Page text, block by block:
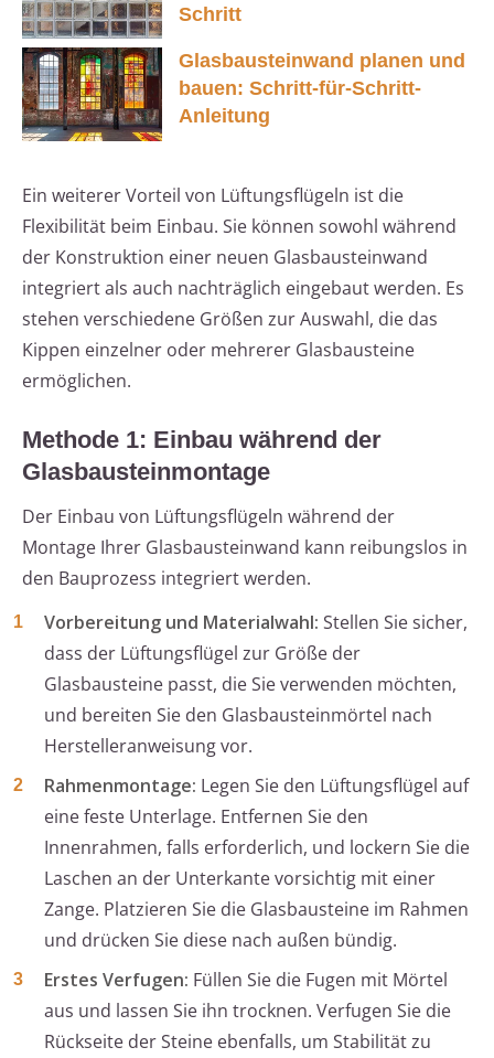
Schritt
Glasbausteinwand planen und
bauen: Schritt-für-Schritt-
Anleitung
Ein weiterer Vorteil von Lüftungsflügeln ist die
Flexibilität beim Einbau. Sie können sowohl während
der Konstruktion einer neuen Glasbausteinwand
integriert als auch nachträglich eingebaut werden. Es
stehen verschiedene Größen zur Auswahl, die das
Kippen einzelner oder mehrerer Glasbausteine
ermöglichen.
Methode 1: Einbau während der
Glasbausteinmontage
Der Einbau von Lüftungsflügeln während der
Montage Ihrer Glasbausteinwand kann reibungslos in
den Bauprozess integriert werden.
Vorbereitung und Materialwahl: Stellen Sie sicher,
dass der Lüftungsflügel zur Größe der
Glasbausteine passt, die Sie verwenden möchten,
und bereiten Sie den Glasbausteinmörtel nach
Herstelleranweisung vor.
Rahmenmontage: Legen Sie den Lüftungsflügel auf
eine feste Unterlage. Entfernen Sie den
Innenrahmen, falls erforderlich, und lockern Sie die
Laschen an der Unterkante vorsichtig mit einer
Zange. Platzieren Sie die Glasbausteine im Rahmen
und drücken Sie diese nach außen bündig.
Erstes Verfugen: Füllen Sie die Fugen mit Mörtel
aus und lassen Sie ihn trocknen. Verfugen Sie die
Rückseite der Steine ebenfalls, um Stabilität zu